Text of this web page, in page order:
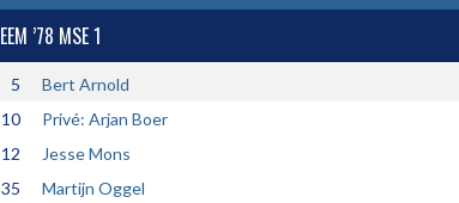
EEM ’78 MSE 1
5
Bert Arnold
10
Privé: Arjan Boer
12
Jesse Mons
35
Martijn Oggel